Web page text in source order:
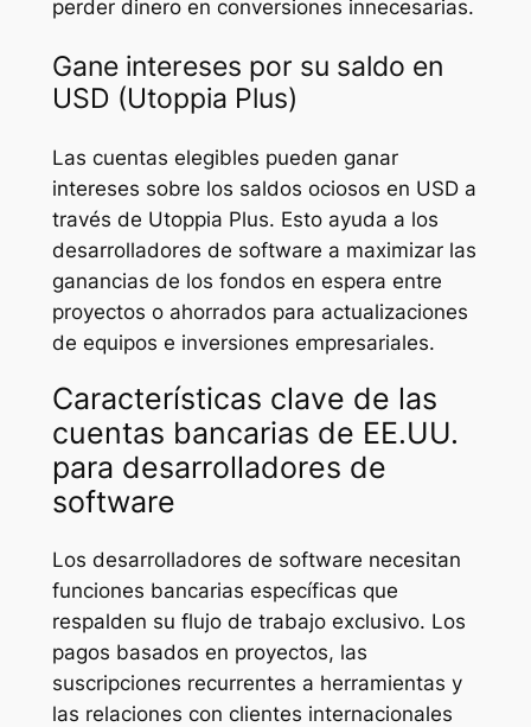
perder dinero en conversiones innecesarias.
Gane intereses por su saldo en
USD (Utoppia Plus)
Las cuentas elegibles pueden ganar
intereses sobre los saldos ociosos en USD a
través de Utoppia Plus. Esto ayuda a los
desarrolladores de software a maximizar las
ganancias de los fondos en espera entre
proyectos o ahorrados para actualizaciones
de equipos e inversiones empresariales.
Características clave de las
cuentas bancarias de EE.UU.
para desarrolladores de
software
Los desarrolladores de software necesitan
funciones bancarias específicas que
respalden su flujo de trabajo exclusivo. Los
pagos basados en proyectos, las
suscripciones recurrentes a herramientas y
las relaciones con clientes internacionales